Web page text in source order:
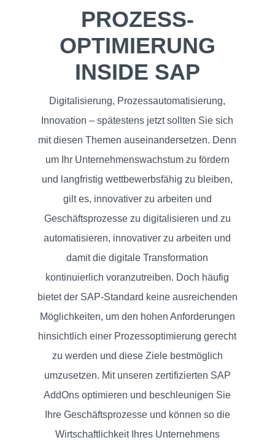
HOME
SAP
ADDONS
ÜBER
UNS
PROZESS­
OPTIMIERUNG
INSIDE SAP
Digitalisierung, Prozessautomatisierung,
Innovation – spätestens jetzt sollten Sie sich
mit diesen Themen auseinandersetzen. Denn
um Ihr Unternehmenswachstum zu fördern
und langfristig wettbewerbsfähig zu bleiben,
gilt es, innovativer zu arbeiten und
Geschäftsprozesse zu digitalisieren und zu
automatisieren, innovativer zu arbeiten und
damit die digitale Transformation
kontinuierlich voranzutreiben. Doch häufig
bietet der SAP-Standard keine ausreichenden
Möglichkeiten, um den hohen Anforderungen
hinsichtlich einer Prozessoptimierung gerecht
zu werden und diese Ziele bestmöglich
umzusetzen. Mit unseren zertifizierten SAP
AddOns optimieren und beschleunigen Sie
Ihre Geschäftsprozesse und können so die
Wirtschaftlichkeit Ihres Unternehmens